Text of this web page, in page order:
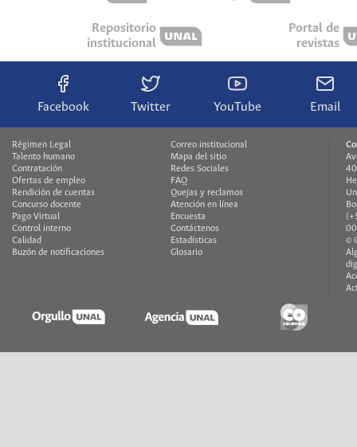
Repositorio
institucional
Portal de
revistas
Facebook Twitter YouTube Email
Régimen Legal
Talento humano
Contratación
Ofertas de empleo
Rendición de cuentas
Concurso docente
Pago Virtual
Control interno
Calidad
Buzón de notificaciones
Correo institucional
Mapa del sitio
Redes Sociales
FAQ
Quejas y reclamos
Atención en línea
Encuesta
Contáctenos
Estadísticas
Glosario
©